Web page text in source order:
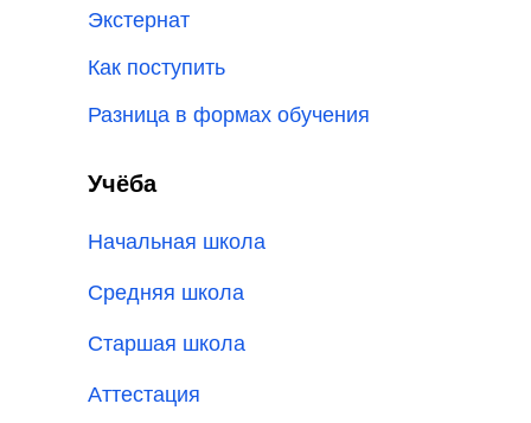
Как поступить
Экстернат
Разница в формах обучения
Учёба
Начальная школа
Средняя школа
Старшая школа
Аттестация